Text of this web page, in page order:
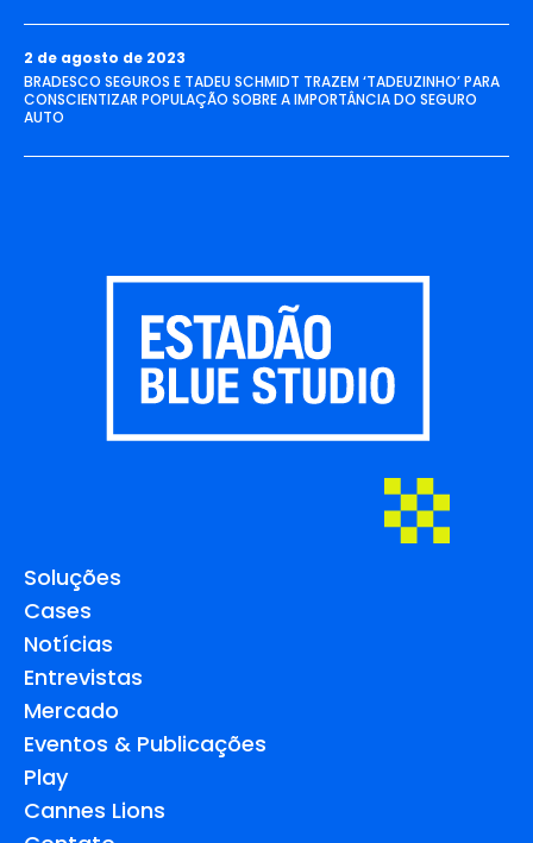
2 de agosto de 2023
BRADESCO SEGUROS E TADEU SCHMIDT TRAZEM ‘TADEUZINHO’ PARA
CONSCIENTIZAR POPULAÇÃO SOBRE A IMPORTÂNCIA DO SEGURO
AUTO
Soluções
Cases
Notícias
Entrevistas
Mercado
Eventos & Publicações
Play
Cannes Lions